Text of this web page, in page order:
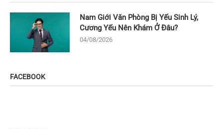
Nam Giới Văn Phòng Bị Yếu Sinh Lý,
Cương Yếu Nên Khám Ở Đâu?
04/08/2026
FACEBOOK